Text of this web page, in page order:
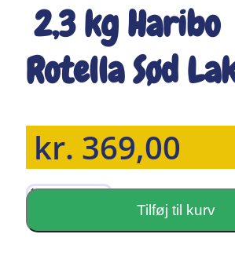
2,3 kg Haribo
Rotella Sød
kr. 369,00
2,3
Haribo
Tilføj til kurv